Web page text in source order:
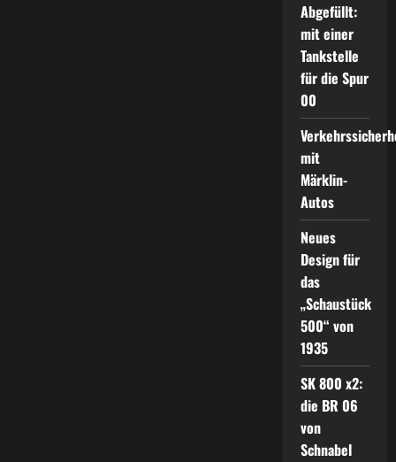
Abgefüllt:
mit einer
Tankstelle
für die Spur
00
mit
Märklin-
Autos
Neues
Design für
das
„Schaustück
500“ von
1935
SK 800 x2:
die BR 06
von
Schnabel